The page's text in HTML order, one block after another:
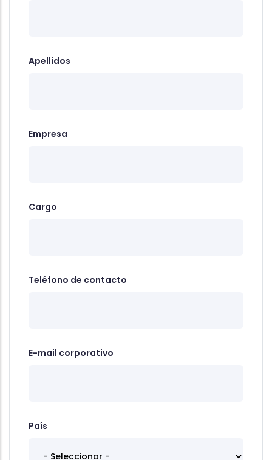
Apellidos
Empresa
Cargo
Teléfono de contacto
E-mail corporativo
País